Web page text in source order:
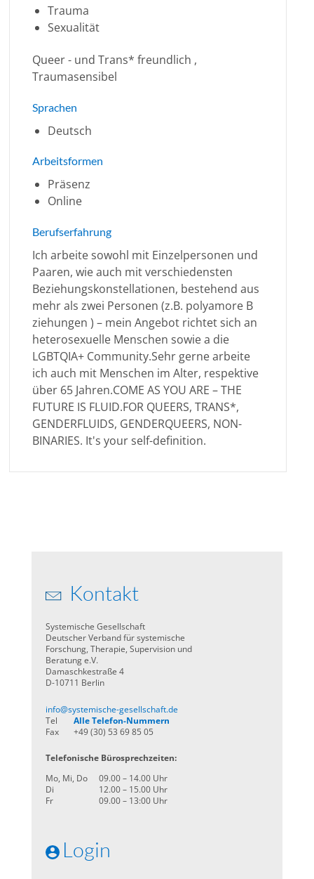
Trauma
Sexualität
Queer - und Trans* freundlich ,
Traumasensibel
Sprachen
Deutsch
Arbeitsformen
Präsenz
Online
Berufserfahrung
Ich arbeite sowohl mit Einzelpersonen und
Paaren, wie auch mit verschiedensten
Beziehungskonstellationen, bestehend aus
mehr als zwei Personen (z.B. polyamore B
ziehungen ) – mein Angebot richtet sich an
heterosexuelle Menschen sowie a die
LGBTQIA+ Community.Sehr gerne arbeite
ich auch mit Menschen im Alter, respektive
über 65 Jahren.COME AS YOU ARE – THE
FUTURE IS FLUID.FOR QUEERS, TRANS*,
GENDERFLUIDS, GENDERQUEERS, NON-
BINARIES. It's your self-definition.
Kontakt
Systemische Gesellschaft
Deutscher Verband für systemische
Forschung, Therapie, Supervision und
Beratung e.V.
Damaschkestraße 4
D-10711 Berlin
info@systemische-gesellschaft.de
Tel
Alle Telefon-Nummern
Fax
+49 (30) 53 69 85 05
Telefonische Bürosprechzeiten:
Mo, Mi, Do
09.00 – 14.00 Uhr
Di
12.00 – 15.00 Uhr
Fr
09.00 – 13:00 Uhr
Login